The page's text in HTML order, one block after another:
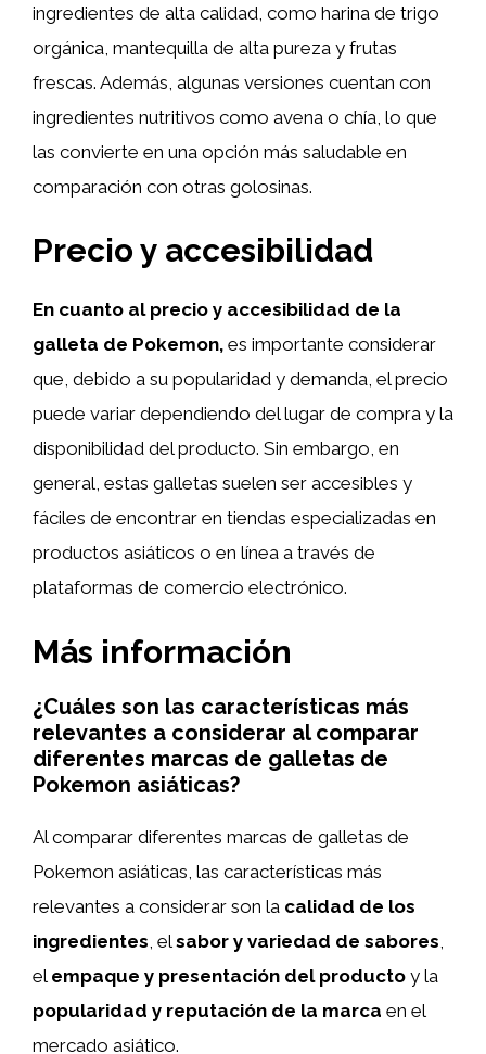
ingredientes de alta calidad, como harina de trigo
orgánica, mantequilla de alta pureza y frutas
frescas. Además, algunas versiones cuentan con
ingredientes nutritivos como avena o chía, lo que
las convierte en una opción más saludable en
comparación con otras golosinas.
Precio y accesibilidad
En cuanto al precio y accesibilidad de la
galleta de Pokemon, es importante considerar
que, debido a su popularidad y demanda, el precio
puede variar dependiendo del lugar de compra y la
disponibilidad del producto. Sin embargo, en
general, estas galletas suelen ser accesibles y
fáciles de encontrar en tiendas especializadas en
productos asiáticos o en línea a través de
plataformas de comercio electrónico.
Más información
¿Cuáles son las características más
relevantes a considerar al comparar
diferentes marcas de galletas de
Pokemon asiáticas?
Al comparar diferentes marcas de galletas de
Pokemon asiáticas, las características más
relevantes a considerar son la calidad de los
ingredientes , elsabor y variedad de sabores
el empaque y presentación del producto y la
popularidad y reputación de la marca en el
mercado asiático.